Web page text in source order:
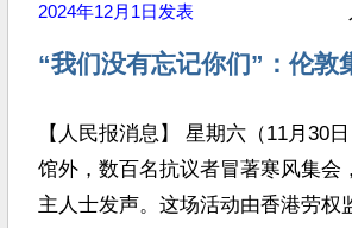
2024年12月1日 发表
“我们没有忘记你们”：伦
【人民报消息】 星期六（11月30
馆外，数百名抗议者冒著寒风集会
主人士发声。这场活动由香港劳权